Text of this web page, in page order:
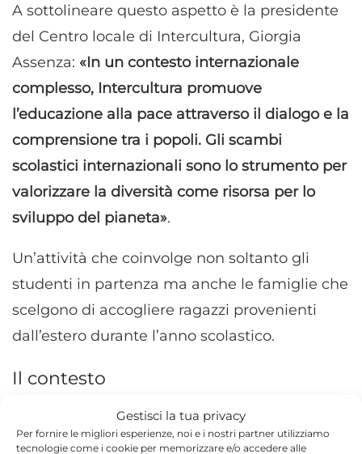
Gestisci la tua privacy
Per fornire le migliori esperienze, noi e i nostri partner utilizziamo
tecnologie come i cookie per memorizzare e/o accedere alle
A sottolineare questo aspetto è la presidente
del Centro locale di Intercultura, Giorgia
Assenza: «In un contesto internazionale
complesso, Intercultura promuove
l’educazione alla pace attraverso il dialogo e la
comprensione tra i popoli. Gli scambi
scolastici internazionali sono lo strumento per
valorizzare la diversità come risorsa per lo
sviluppo del pianeta».
Un’attività che coinvolge non soltanto gli
studenti in partenza ma anche le famiglie che
scelgono di accogliere ragazzi provenienti
dall’estero durante l’anno scolastico.
Il contesto
Intercultura opera in Italia dal 1955 ed è
riconosciuta con decreto del Presidente della